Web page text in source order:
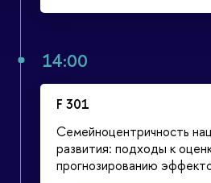
14:00
F 301
Семейноцентричность
развития: подходы к
прогнозированию